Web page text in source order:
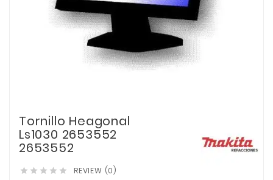
Tornillo Heagonal
Ls1030 2653552
2653552
     REVIEW (0)